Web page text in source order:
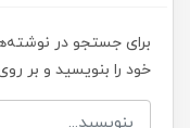
برای جستجو در
خود را بنویسید و بر